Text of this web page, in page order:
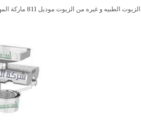
و غيره من الزيوت موديل 811 ماركة المهندس منسى